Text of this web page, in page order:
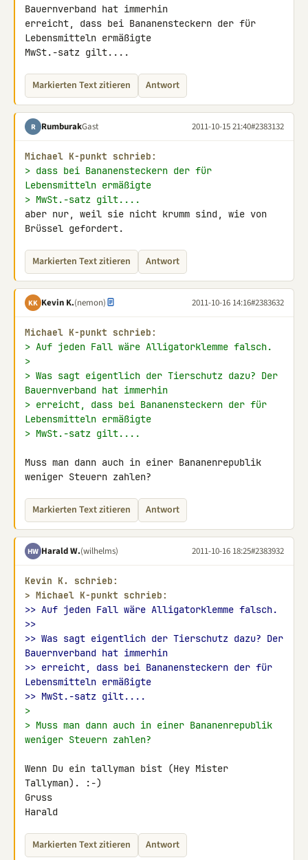
Bauernverband hat immerhin
erreicht, dass bei Bananensteckern der für
Lebensmitteln ermäßigte
MwSt.-satz gilt....
Markierten Text zitieren Antwort
R RumburakGast 2011-10-15 21:40#2383132
Michael K-punkt schrieb:
> dass bei Bananensteckern der für
Lebensmitteln ermäßigte
> MwSt.-satz gilt....
aber nur, weil sie nicht krumm sind, wie von
Brüssel gefordert.
Markierten Text zitieren Antwort
KK Kevin K.(nemon) 2011-10-16 14:16#2383632
Michael K-punkt schrieb:
> Auf jeden Fall wäre Alligatorklemme falsch.
>
> Was sagt eigentlich der Tierschutz dazu? Der
Bauernverband hat immerhin
> erreicht, dass bei Bananensteckern der für
Lebensmitteln ermäßigte
> MwSt.-satz gilt....
Muss man dann auch in einer Bananenrepublik
weniger Steuern zahlen?
Markierten Text zitieren Antwort
HW Harald W.(wilhelms) 2011-10-16 18:25#2383932
Kevin K. schrieb:
> Michael K-punkt schrieb:
>> Auf jeden Fall wäre Alligatorklemme falsch.
>>
>> Was sagt eigentlich der Tierschutz dazu? Der
Bauernverband hat immerhin
>> erreicht, dass bei Bananensteckern der für
Lebensmitteln ermäßigte
>> MwSt.-satz gilt....
>
> Muss man dann auch in einer Bananenrepublik
weniger Steuern zahlen?
Wenn Du ein tallyman bist (Hey Mister
Tallyman). :-)
Gruss
Harald
Markierten Text zitieren Antwort